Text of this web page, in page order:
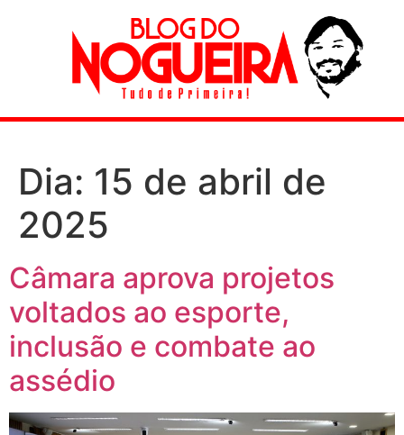
Dia: 15 de abril de
2025
Câmara aprova projetos
voltados ao esporte,
inclusão e combate ao
assédio